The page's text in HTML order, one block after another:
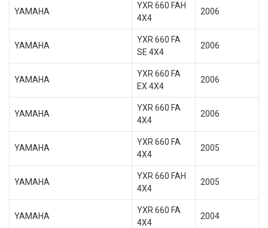
YAMAHA
YXR 660 FAH
4X4
2006
YAMAHA
YXR 660 FA
SE 4X4
2006
YAMAHA
YXR 660 FA
EX 4X4
2006
YAMAHA
YXR 660 FA
4X4
2006
YAMAHA
YXR 660 FA
4X4
2005
YAMAHA
YXR 660 FAH
4X4
2005
YAMAHA
YXR 660 FA
4X4
2004